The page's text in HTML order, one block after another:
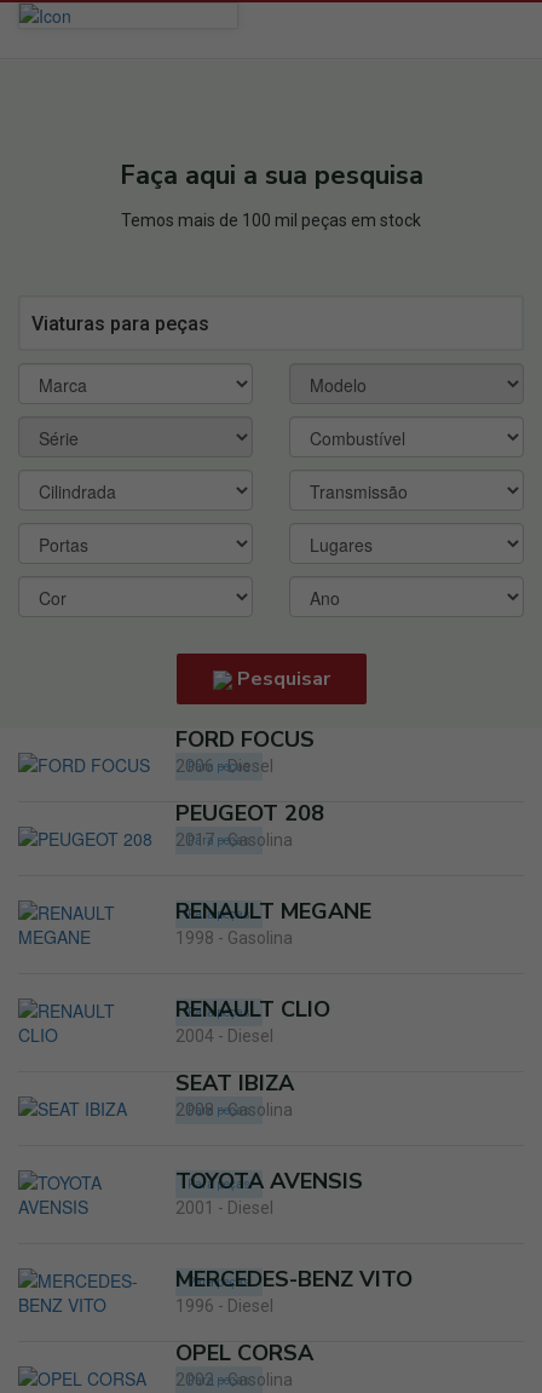
Faça aqui a sua pesquisa
Temos mais de 100 mil peças em stock
Viaturas para peças
Pesquisar
Para peças
FORD FOCUS
2006 - Diesel
Para peças
PEUGEOT 208
2017 - Gasolina
Para peças
RENAULT MEGANE
1998 - Gasolina
Para peças
RENAULT CLIO
2004 - Diesel
Para peças
SEAT IBIZA
2008 - Gasolina
Para peças
TOYOTA AVENSIS
2001 - Diesel
Para peças
MERCEDES-BENZ VITO
1996 - Diesel
Para peças
OPEL CORSA
2002 - Gasolina